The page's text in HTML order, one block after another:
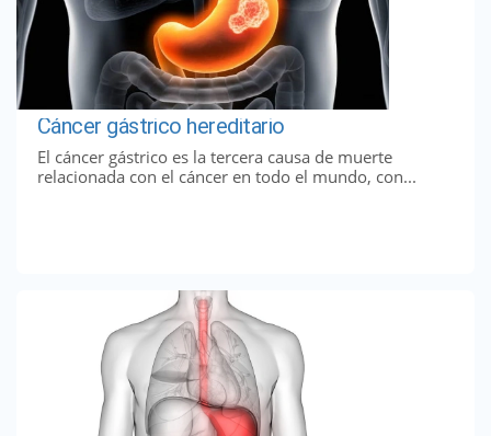
Cáncer gástrico hereditario
El cáncer gástrico es la tercera causa de muerte
relacionada con el cáncer en todo el mundo, con...